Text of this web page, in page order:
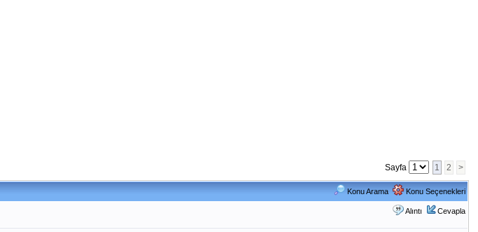
Sayfa 1 2 >
Konu Arama Konu Seçenekleri
Alıntı Cevapla